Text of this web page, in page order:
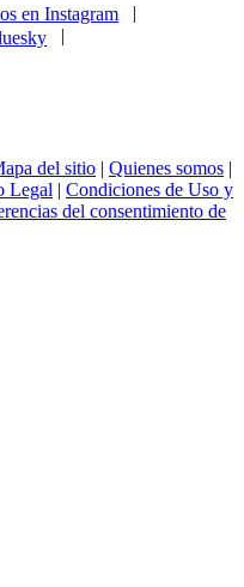
|
|
del sitio | Quienes somos |
Legal | Condiciones de Uso y
del consentimiento de